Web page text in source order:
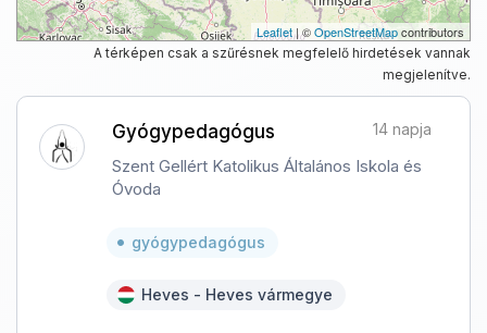
Leaflet| ©OpenStreetMapcontributors
A térképen csak a szűrésnek megfelelő hirdetések vannak
megjelenítve.
Gyógypedagógus 14 napja
Szent Gellért Katolikus Általános Iskola és
Óvoda
gyógypedagógus
Heves - Heves vármegye